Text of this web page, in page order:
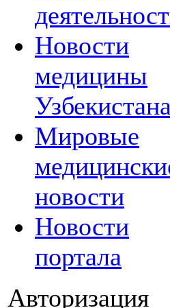
Новости
медицины
Узбекистана
Мировые
новости
Новости
портала
Авторизация